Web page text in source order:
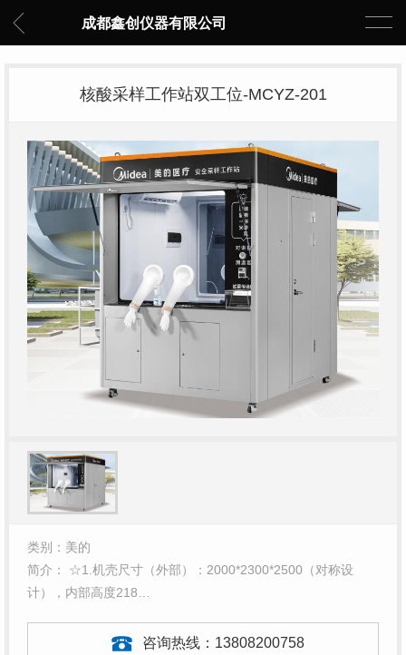
成都鑫创仪器有限公司
核酸采样工作站双工位-MCYZ-201
类别：美的
简介： ☆1.机壳尺寸（外部）：2000*2300*2500（对称设
计），内部高度218…
咨询热线： 13808200758